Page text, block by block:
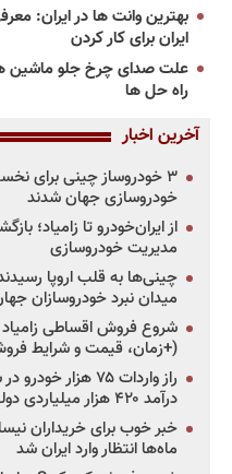
ایران برای کار کردن
علت صدای چرخ جلو ماشین
راه حل ها
آخرین اخبار
خودروسازی جهان شدند
از ایران‌خودرو تا زامیاد؛
مدیریت خودروسازی
میدان نبرد خودروسازان
(+زمان، قیمت و شرایط
درآمد ۴۲۰ هزار میلیاردی دولت؟
خبر خوب برای خریداران
ماه‌ها انتظار وارد ایران شد